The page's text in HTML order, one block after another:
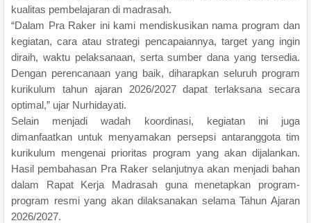
kualitas pembelajaran di madrasah.
“Dalam Pra Raker ini kami mendiskusikan nama program dan
kegiatan, cara atau strategi pencapaiannya, target yang ingin
diraih, waktu pelaksanaan, serta sumber dana yang tersedia.
Dengan perencanaan yang baik, diharapkan seluruh program
kurikulum tahun ajaran 2026/2027 dapat terlaksana secara
optimal,” ujar Nurhidayati.
Selain menjadi wadah koordinasi, kegiatan ini juga
dimanfaatkan untuk menyamakan persepsi antaranggota tim
kurikulum mengenai prioritas program yang akan dijalankan.
Hasil pembahasan Pra Raker selanjutnya akan menjadi bahan
dalam Rapat Kerja Madrasah guna menetapkan program-
program resmi yang akan dilaksanakan selama Tahun Ajaran
2026/2027.